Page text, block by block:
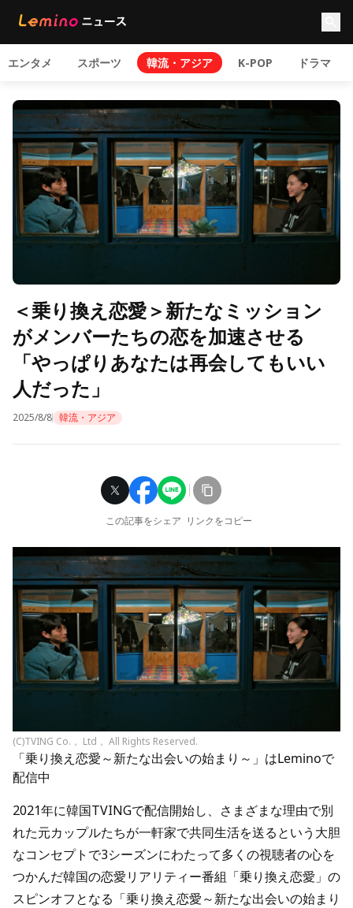
エンタメ スポーツ 韓流・アジア K-POP ドラマ
＜乗り換え恋愛＞新たなミッション
がメンバーたちの恋を加速させる
「やっぱりあなたは再会してもいい
人だった」
2025/8/8 韓流・アジア
この記事をシェア リンクをコピー
(C)TVING Co.， Ltd， All Rights Reserved.
「乗り換え恋愛～新たな出会いの始まり～」はLeminoで
配信中
2021年に韓国TVINGで配信開始し、さまざまな理由で別
れた元カップルたちが一軒家で共同生活を送るという大胆
なコンセプトで3シーズンにわたって多くの視聴者の心を
つかんだ韓国の恋愛リアリティー番組「乗り換え恋愛」の
スピンオフとなる「乗り換え恋愛～新たな出会いの始まり